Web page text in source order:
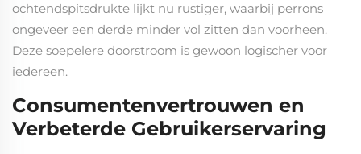
ochtendspitsdrukte lijkt nu rustiger, waarbij perrons
ongeveer een derde minder vol zitten dan voorheen.
Deze soepelere doorstroom is gewoon logischer voor
iedereen.
Consumentenvertrouwen en
Verbeterde Gebruikerservaring